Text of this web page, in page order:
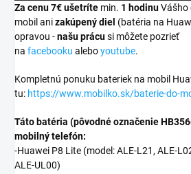
Za cenu 7€ ušetríte min. 1 hodinuVášho
mobil anizakúpený diel (batéria na
opravou -našu prácusi môžete pozrieť
na facebooku aleboyoutube.
Kompletnú ponuku bateriek na mobil
tu: https://www.mobilko.sk/baterie-do-
Táto batéria (pôvodné označenie
mobilný telefón:
-Huawei P8 Lite (model: ALE-L21, ALE-
ALE-UL00)